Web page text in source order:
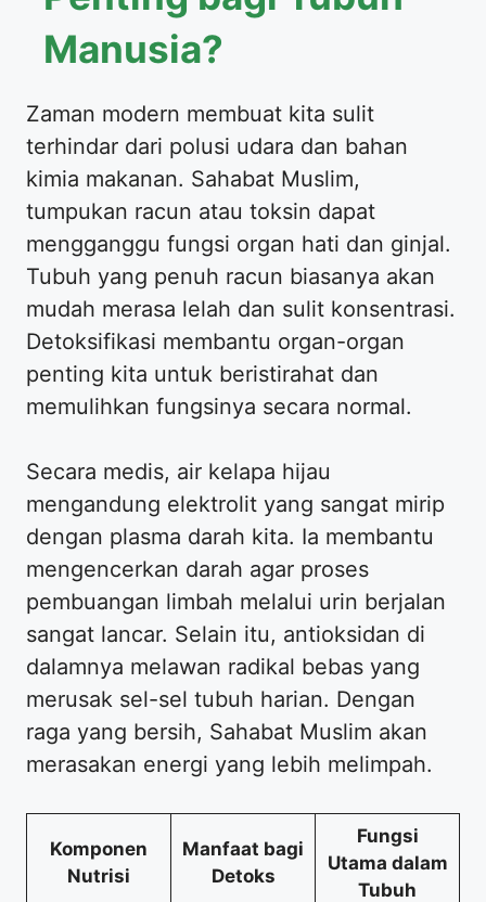
Manusia?
Zaman modern membuat kita sulit
terhindar dari polusi udara dan bahan
kimia makanan. Sahabat Muslim,
tumpukan racun atau toksin dapat
mengganggu fungsi organ hati dan ginjal.
Tubuh yang penuh racun biasanya akan
mudah merasa lelah dan sulit konsentrasi.
Detoksifikasi membantu organ-organ
penting kita untuk beristirahat dan
memulihkan fungsinya secara normal.
Secara medis, air kelapa hijau
mengandung elektrolit yang sangat mirip
dengan plasma darah kita. Ia membantu
mengencerkan darah agar proses
pembuangan limbah melalui urin berjalan
sangat lancar. Selain itu, antioksidan di
dalamnya melawan radikal bebas yang
merusak sel-sel tubuh harian. Dengan
raga yang bersih, Sahabat Muslim akan
merasakan energi yang lebih melimpah.
Komponen
Nutrisi
Manfaat bagi
Detoks
Fungsi
Utama dalam
Tubuh